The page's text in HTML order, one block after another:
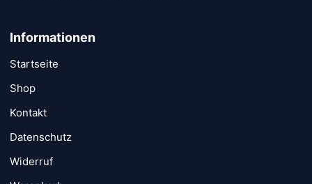
Informationen
Startseite
Shop
Kontakt
Datenschutz
Widerruf